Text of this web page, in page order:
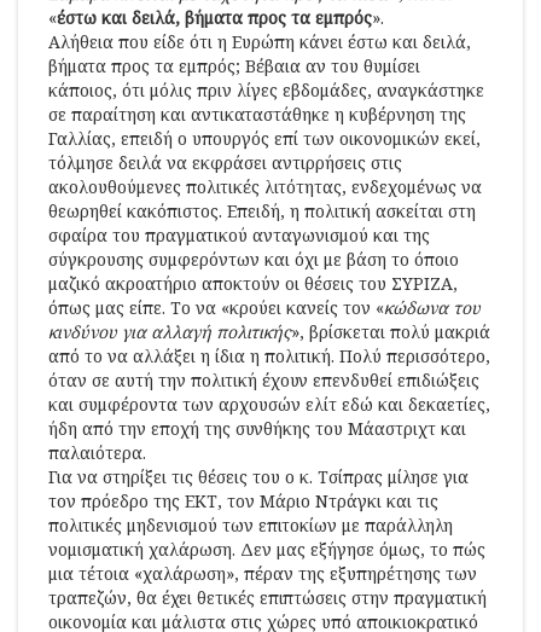
«έστω και δειλά, βήματα προς τα εμπρός».
Αλήθεια που είδε ότι η Ευρώπη κάνει έστω και δειλά,
βήματα προς τα εμπρός; Βέβαια αν του θυμίσει
κάποιος, ότι μόλις πριν λίγες εβδομάδες, αναγκάστηκε
σε παραίτηση και αντικαταστάθηκε η κυβέρνηση της
Γαλλίας, επειδή ο υπουργός επί των οικονομικών εκεί,
τόλμησε δειλά να εκφράσει αντιρρήσεις στις
ακολουθούμενες πολιτικές λιτότητας, ενδεχομένως να
θεωρηθεί κακόπιστος. Επειδή, η πολιτική ασκείται στη
σφαίρα του πραγματικού ανταγωνισμού και της
σύγκρουσης συμφερόντων και όχι με βάση το όποιο
μαζικό ακροατήριο αποκτούν οι θέσεις του ΣΥΡΙΖΑ,
όπως μας είπε. Το να «κρούει κανείς τον «κώδωνα του
κινδύνου για αλλαγή πολιτικής», βρίσκεται πολύ μακριά
από το να αλλάξει η ίδια η πολιτική. Πολύ περισσότερο,
όταν σε αυτή την πολιτική έχουν επενδυθεί επιδιώξεις
και συμφέροντα των αρχουσών ελίτ εδώ και δεκαετίες,
ήδη από την εποχή της συνθήκης του Μάαστριχτ και
παλαιότερα.
Για να στηρίξει τις θέσεις του ο κ. Τσίπρας μίλησε για
τον πρόεδρο της ΕΚΤ, τον Μάριο Ντράγκι και τις
πολιτικές μηδενισμού των επιτοκίων με παράλληλη
νομισματική χαλάρωση. Δεν μας εξήγησε όμως, το πώς
μια τέτοια «χαλάρωση», πέραν της εξυπηρέτησης των
τραπεζών, θα έχει θετικές επιπτώσεις στην πραγματική
οικονομία και μάλιστα στις χώρες υπό αποικιοκρατικό